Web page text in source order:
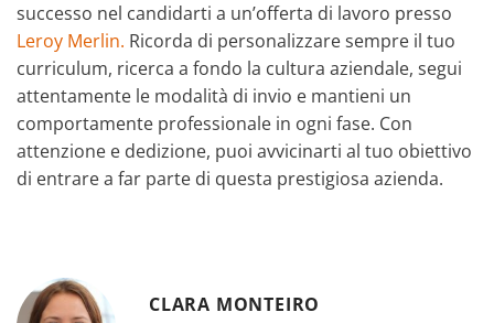
successo nel candidarti a un’offerta di lavoro presso
Leroy Merlin. Ricorda di personalizzare sempre il tuo
curriculum, ricerca a fondo la cultura aziendale, segui
attentamente le modalità di invio e mantieni un
comportamente professionale in ogni fase. Con
attenzione e dedizione, puoi avvicinarti al tuo obiettivo
di entrare a far parte di questa prestigiosa azienda.
CLARA MONTEIRO